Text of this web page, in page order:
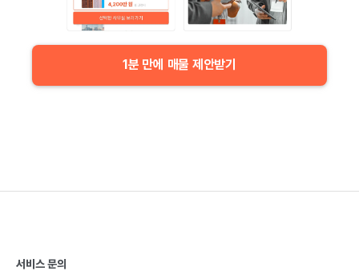
1분 만에 매물 제안받기
서비스 문의